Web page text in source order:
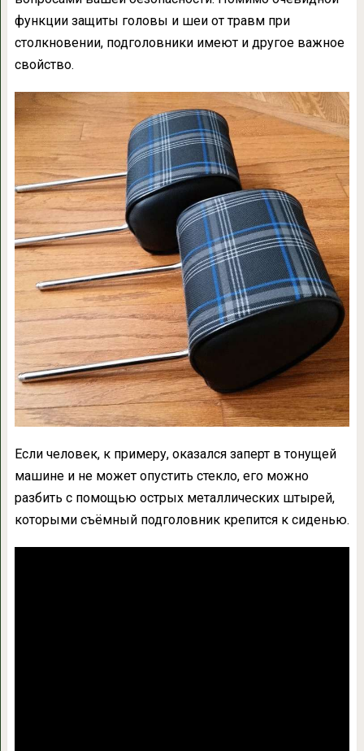
функции защиты головы и шеи от травм при
столкновении, подголовники имеют и другое важное
свойство.
Если человек, к примеру, оказался заперт в тонущей
машине и не может опустить стекло, его можно
разбить с помощью острых металлических штырей,
которыми съёмный подголовник крепится к сиденью.